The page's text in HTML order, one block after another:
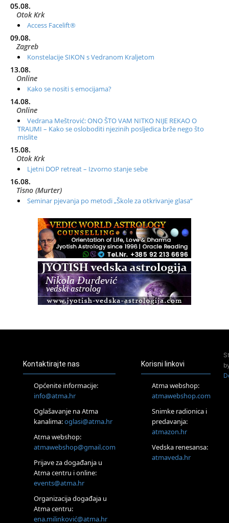
05.08.
Otok Krk
Access Facelift®
09.08.
Zagreb
Konstelacije SIKON s Vedranom Kraljetom
13.08.
Online
Kako se nositi s emocijama?
14.08.
Online
Vedrana Meštrović: ONO ŠTO VAM NITKO NIJE REKAO O
TRAUMI – Kako se osloboditi njezinih posljedica brže nego što
mislite
15.08.
Otok Krk
Ljetni DOP retreat – Izvorno stanje sebe
16.08.
Tisno (Murter)
Seminar pjevanja po metodi „Škole za otkrivanje glasa“
Radionica: Pomagači iz drugih dimenzija Online – otvoreno za
Zagreb+Online
Osnovni ThetaHealing® tečaj, Zagreb i Online
Access BARS®, otpusti stres
Pjesma srca / Zagreb
Tečaj Višeg Vodstva, razvijanja intuicije i Akaša zapisa
Online
Postanite Nositelj Vibracije Nove Zemlje
Visoko
Alemka Dauskardt – Jednodnevna radionica sistemskih
konstelacija
Zagreb
HOD PO ŽERAVICI – Seminar koji mijenja tijelo, duh i um
SoulFest – Festival glazbe, mudrosti i zajedništva
Kontaktirajte nas
Općenite informacije:
info@atma.hr
Oglašavanje na Atma
kanalima:oglasi@atma.hr
Atma webshop:
atmawebshop@gmail.com
Prijave za događanja u
Atma centru i online:
events@atma.hr
Organizacija događaja u
Atma centru:
ena.milinković@atma.hr
Korisni linkovi
Atma webshop:
atmawebshop.com
Snimke radionica i
predavanja:
atmazon.hr
Vedska renesansa:
atmaveda.hr